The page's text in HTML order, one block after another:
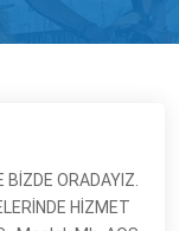
BİZDE ORADAYIZ